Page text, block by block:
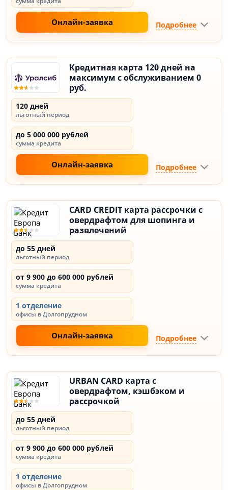
Онлайн-заявка Подробнее
Кредитная карта 120 дней на
максимум с обслуживанием 0
руб.
120 дней
льготный период
до 5 000 000 рублей
сумма кредита
Онлайн-заявка Подробнее
CARD CREDIT карта рассрочки с
овердрафтом для шопинга и
развлечений
до 55 дней
льготный период
от 9 900 до 600 000 рублей
сумма кредита
1 отделение
офисы в Долгопрудном
Онлайн-заявка Подробнее
URBAN CARD карта с
овердрафтом, кэшбэком и
рассрочкой
до 55 дней
льготный период
от 9 900 до 600 000 рублей
сумма кредита
1 отделение
офисы в Долгопрудном